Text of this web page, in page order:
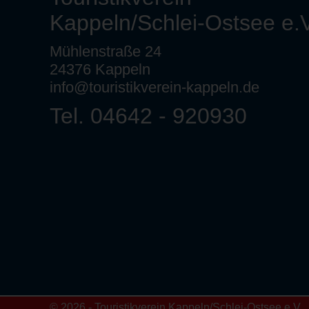
Kappeln/Schlei-Ostsee
Mühlenstraße 24
24376 Kappeln
info@touristikverein-kappeln.de
Tel. 04642 - 920930